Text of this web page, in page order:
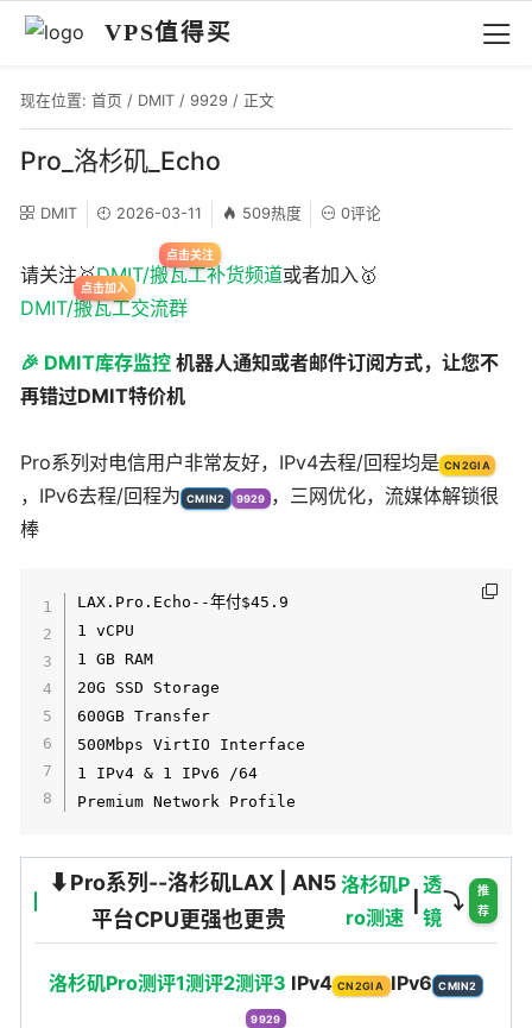
VPS值得买
现在位置: 首页 / DMIT / 9929 / 正文
Pro_洛杉矶_Echo
DMIT 2026-03-11 509热度 0评论
请关注🥇DMIT/搬瓦工补货频道或者加入🥇
DMIT/搬瓦工交流群
🎉 DMIT库存监控 机器人通知或者邮件订阅方式，让您不
再错过DMIT特价机
Pro系列对电信用户非常友好，IPv4去程/回程均是 CN2GIA
，IPv6去程/回程为 CMIN2 9929 ，三网优化，流媒体解锁很
棒
LAX.Pro.Echo--年付$45.9
1 vCPU
1 GB RAM
20G SSD Storage
600GB Transfer
500Mbps VirtIO Interface
1 IPv4 & 1 IPv6 /64
Premium Network Profile
⬇️Pro系列--洛杉矶LAX | AN5
平台CPU更强也更贵
洛杉矶P
ro测速
透
镜
⤵️
推
荐
洛杉矶Pro测评1测评2测评3 IPv4 CN2GIA IPv6 CMIN2
9929